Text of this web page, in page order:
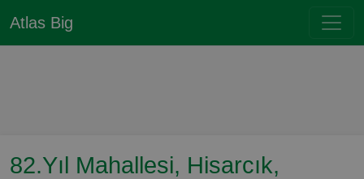
Atlas Big
82.Yıl Mahallesi, Hisarcık,